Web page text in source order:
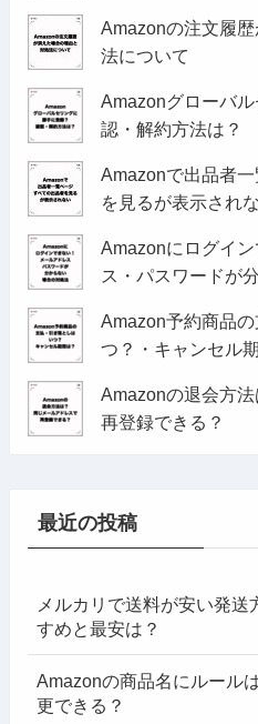
Amazonの注文履
法について
Amazonグローバ
認・解約方法は？
Amazonで出品者
を見るが表示され
Amazonにログイ
ス・パスワードが
Amazon予約商品
つ？・キャンセル
Amazonの退会方
再登録できる？
最近の投稿
メルカリで送料が安い発
すめと最安は？
Amazonの商品名にルール
更できる？